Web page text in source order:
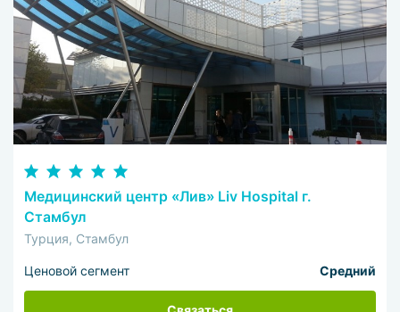
Медицинский центр «Лив» Liv Hospital г.
Стамбул
Турция, Стамбул
Ценовой сегмент Средний